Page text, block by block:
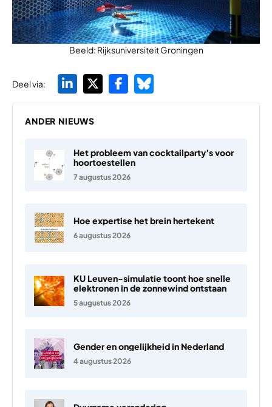
Beeld: Rijksuniversiteit Groningen
Deel via:
ANDER NIEUWS
Het probleem van cocktailparty’s voor
hoortoestellen
7 augustus 2026
Hoe expertise het brein hertekent
6 augustus 2026
KU Leuven-simulatie toont hoe snelle
elektronen in de zonnewind ontstaan
5 augustus 2026
Gender en ongelijkheid in Nederland
4 augustus 2026